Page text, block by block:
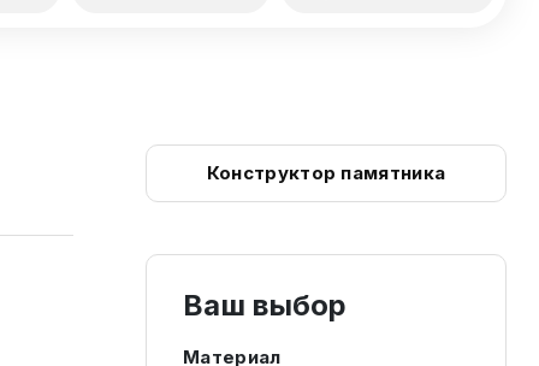
Конструктор памятника
Ваш выбор
Материал